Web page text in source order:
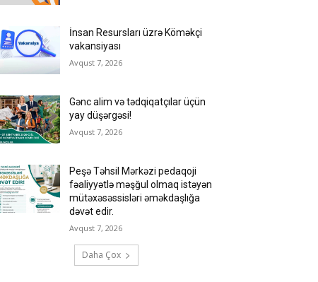
İnsan Resursları üzrə Köməkçi
vakansiyası
Avqust 7, 2026
Gənc alim və tədqiqatçılar üçün
yay düşərgəsi!
Avqust 7, 2026
Peşə Təhsil Mərkəzi pedaqoji
fəaliyyətlə məşğul olmaq istəyən
mütəxəsəssisləri əməkdaşlığa
dəvət edir.
Avqust 7, 2026
Daha Çox